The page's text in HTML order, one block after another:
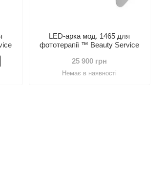
LED-арка мод. 1465 для
фототерапії ™ Beauty Service
25 900 грн
Немає в наявності